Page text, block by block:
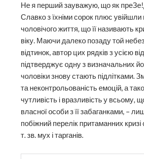
Не я перший зауважую, що як
Славко з їхніми сорок плюс увійшли
чоловічого життя, що її називають
віку. Маючи далеко позаду той
відтинок, автор цих рядків з усією
підтверджує одну з визначальних
чоловіки знову стають підлітками.
та неконтрольованість емоцій, а
чутливість і вразливість у всьому,
власної особи з її забаганками, –
побіжний перелік притаманних кризі
т. зв. мух і тарганів.